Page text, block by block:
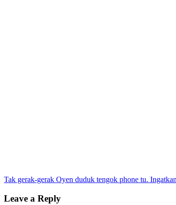
Post
navigation
Tak gerak-gerak Oyen duduk tengok phone tu.
Leave a Reply